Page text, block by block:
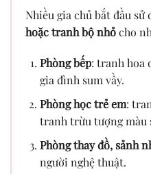
Nhiều gia chủ bắt đầu sử
hoặc tranh bộ nhỏcho
Phòng bếp: tranh hoa
gia đình sum vầy.
Phòng học trẻ em:
tranh trừu tượng màu
Phòng thay đồ, sảnh
người nghệ thuật.